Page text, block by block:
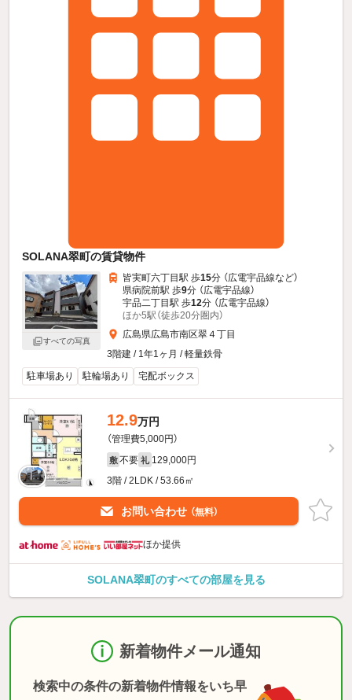
SOLANA翠町の賃貸物件
すべての写真
皆実町六丁目駅 歩15分 （広電宇品線など）
県病院前駅 歩9分 （広電宇品線）
宇品二丁目駅 歩12分 （広電宇品線）
ほか5駅（徒歩20分圏内）
広島県広島市南区翠４丁目
3階建 / 1年1ヶ月 / 軽量鉄骨
駐車場あり
駐輪場あり 宅配ボックス
12.9万円
（管理費5,000円）
敷 不要 礼 129,000円
3階 / 2LDK / 53.66㎡
お問い合わせ （無料）
ほか提供
SOLANA翠町のすべての部屋を見る
新着物件メール通知
検索中の条件の新着物件情報をいち早